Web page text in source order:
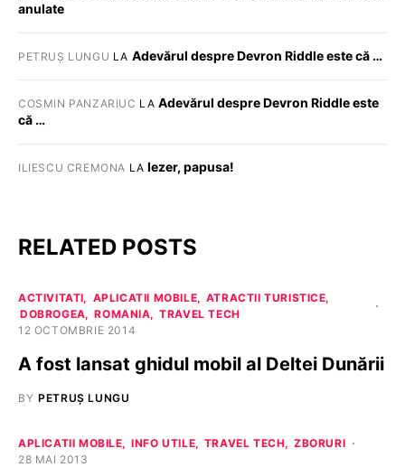
anulate
PETRUȘ LUNGU LA Adevărul despre Devron Riddle este că …
COSMIN PANZARIUC LA Adevărul despre Devron Riddle este
că …
ILIESCU CREMONA LA Iezer, papusa!
RELATED POSTS
ACTIVITATI APLICATII MOBILE
ATRACTII TURISTICE
DOBROGEA
ROMANIA
TRAVEL TECH
12 OCTOMBRIE 2014
A fost lansat ghidul mobil al Deltei Dunării
BY PETRUȘ LUNGU
APLICATII MOBILE INFO UTILE TRAVEL TECH
ZBORURI
28 MAI 2013